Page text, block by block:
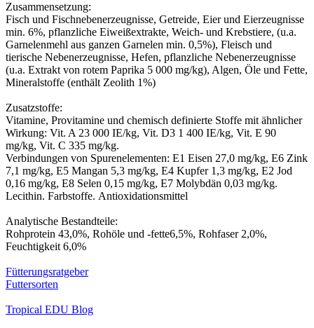
Zusammensetzung:
Fisch und Fischnebenerzeugnisse, Getreide, Eier und Eierzeugnisse
min. 6%, pflanzliche Eiweißextrakte, Weich- und Krebstiere, (u.a.
Garnelenmehl aus ganzen Garnelen min. 0,5%), Fleisch und
tierische Nebenerzeugnisse, Hefen, pflanzliche Nebenerzeugnisse
(u.a. Extrakt von rotem Paprika 5 000 mg/kg), Algen, Öle und Fette,
Mineralstoffe (enthält Zeolith 1%)
Zusatzstoffe:
Vitamine, Provitamine und chemisch definierte Stoffe mit ähnlicher
Wirkung: Vit. A 23 000 IE/kg, Vit. D3 1 400 IE/kg, Vit. E 90
mg/kg, Vit. C 335 mg/kg.
Verbindungen von Spurenelementen: E1 Eisen 27,0 mg/kg, E6 Zink
7,1 mg/kg, E5 Mangan 5,3 mg/kg, E4 Kupfer 1,3 mg/kg, E2 Jod
0,16 mg/kg, E8 Selen 0,15 mg/kg, E7 Molybdän 0,03 mg/kg.
Lecithin. Farbstoffe. Antioxidationsmittel
Analytische Bestandteile:
Rohprotein 43,0%, Rohöle und -fette6,5%, Rohfaser 2,0%,
Feuchtigkeit 6,0%
Fütterungsratgeber
Futtersorten
Tropical EDU Blog